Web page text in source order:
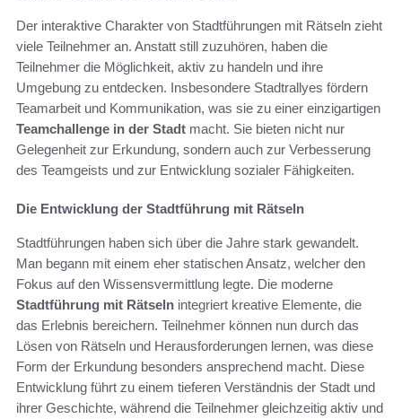
Der interaktive Charakter von Stadtführungen mit Rätseln zieht
viele Teilnehmer an. Anstatt still zuzuhören, haben die
Teilnehmer die Möglichkeit, aktiv zu handeln und ihre
Umgebung zu entdecken. Insbesondere Stadtrallyes fördern
Teamarbeit und Kommunikation, was sie zu einer einzigartigen
Teamchallenge in der Stadt macht. Sie bieten nicht nur
Gelegenheit zur Erkundung, sondern auch zur Verbesserung
des Teamgeists und zur Entwicklung sozialer Fähigkeiten.
Die Entwicklung der Stadtführung mit Rätseln
Stadtführungen haben sich über die Jahre stark gewandelt.
Man begann mit einem eher statischen Ansatz, welcher den
Fokus auf den Wissensvermittlung legte. Die moderne
Stadtführung mit Rätseln integriert kreative Elemente, die
das Erlebnis bereichern. Teilnehmer können nun durch das
Lösen von Rätseln und Herausforderungen lernen, was diese
Form der Erkundung besonders ansprechend macht. Diese
Entwicklung führt zu einem tieferen Verständnis der Stadt und
ihrer Geschichte, während die Teilnehmer gleichzeitig aktiv und